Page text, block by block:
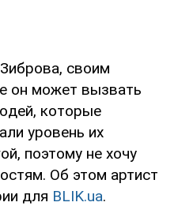
своим
он может вызвать
которые
уровень их
поэтому не хочу
Об этом артист
для BLIK.ua.